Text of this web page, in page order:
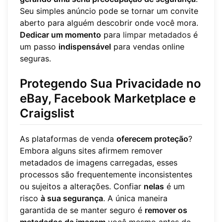
Seu simples anúncio pode se tornar um convite
aberto para alguém descobrir onde você mora.
Dedicar um momento para limpar metadados é
um passo indispensável para vendas online
seguras.
Protegendo Sua Privacidade no
eBay, Facebook Marketplace e
Craigslist
As plataformas de venda oferecem proteção?
Embora alguns sites afirmem remover
metadados de imagens carregadas, esses
processos são frequentemente inconsistentes
ou sujeitos a alterações. Confiar nelas é um
risco à sua segurança. A única maneira
garantida de se manter seguro é remover os